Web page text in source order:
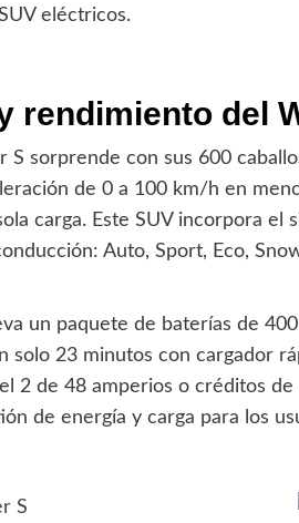
eléctricos.
rendimiento del
S sorprende con sus 600
de 0 a 100 km/h en
carga. Este SUV incorpora
Auto, Sport, Eco,
un paquete de baterías de
solo 23 minutos con cargador
2 de 48 amperios o créditos
de energía y carga para los